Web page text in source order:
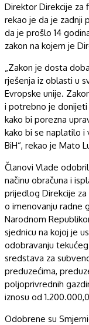
Direktor Direkcije za
rekao je da je zadnji
da je prošlo 14
zakon na kojem je
„Zakon je dosta
rješenja iz oblasti u
Evropske unije.
i potrebno je donijeti
kako bi porezna
kako bi se naplatilo i
BiH“, rekao je Mato
Članovi Vlade
načinu obračuna i
prijedlog Direkcije
o imenovanju radne
Narodnom
sjednicu na kojoj je
odobravanju
sredstava za
preduzećima,
poljoprivrednih
iznosu od
Odobrene su